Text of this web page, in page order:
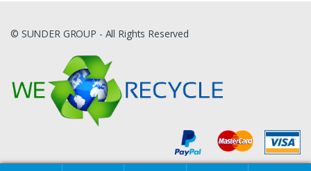
© SUNDER GROUP - All Rights Reserved